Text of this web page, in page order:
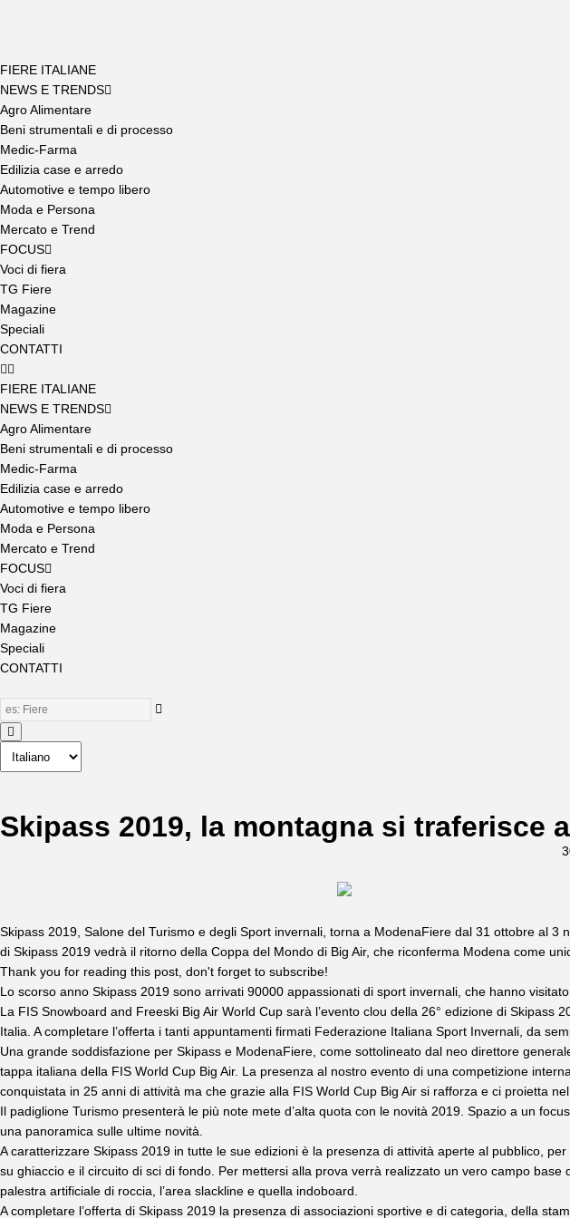
FIERE ITALIANE
NEWS E TRENDS
Agro Alimentare
Beni strumentali e di processo
Medic-Farma
Edilizia case e arredo
Automotive e tempo libero
Moda e Persona
Mercato e Trend
FOCUS
Voci di fiera
TG Fiere
Magazine
Speciali
CONTATTI
FIERE ITALIANE
NEWS E TRENDS
Agro Alimentare
Beni strumentali e di processo
Medic-Farma
Edilizia case e arredo
Automotive e tempo libero
Moda e Persona
Mercato e Trend
FOCUS
Voci di fiera
TG Fiere
Magazine
Speciali
CONTATTI
Skipass 2019, la montagna si traferisce
Skipass 2019, Salone del Turismo e degli Sport invernali, torna a ModenaFiere dal 31 ottobre al 3
di Skipass 2019 vedrà il ritorno della Coppa del Mondo di Big Air, che riconferma Modena come
Thank you for reading this post, don't forget to subscribe!
Lo scorso anno Skipass 2019 sono arrivati 90000 appassionati di sport invernali, che hanno
La FIS Snowboard and Freeski Big Air World Cup sarà l’evento clou della 26° edizione di
Italia. A completare l’offerta i tanti appuntamenti firmati Federazione Italiana Sport Invernali, da
Una grande soddisfazione per Skipass e ModenaFiere, come sottolineato dal neo direttore
tappa italiana della FIS World Cup Big Air. La presenza al nostro evento di una competizione
conquistata in 25 anni di attività ma che grazie alla FIS World Cup Big Air si rafforza e ci proietta
Il padiglione Turismo presenterà le più note mete d’alta quota con le novità 2019. Spazio a un
una panoramica sulle ultime novità.
A caratterizzare Skipass 2019 in tutte le sue edizioni è la presenza di attività aperte al pubblico,
su ghiaccio e il circuito di sci di fondo. Per mettersi alla prova verrà realizzato un vero campo
palestra artificiale di roccia, l’area slackline e quella indoboard.
A completare l’offerta di Skipass 2019 la presenza di associazioni sportive e di categoria, della